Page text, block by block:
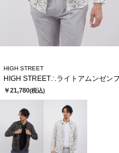
HIGH STREET
￥21,780(税込)